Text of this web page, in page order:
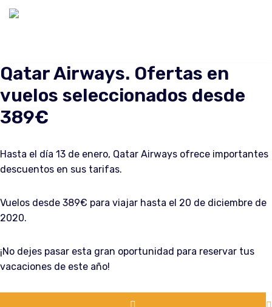
Qatar Airways. Ofertas en
vuelos seleccionados desde
389€
Hasta el día 13 de enero, Qatar Airways ofrece importantes
descuentos en sus tarifas.
Vuelos desde 389€ para viajar hasta el 20 de diciembre de
2020.
¡No dejes pasar esta gran oportunidad para reservar tus
vacaciones de este año!